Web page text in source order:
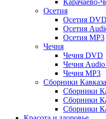
Карачаево-
Осетия
Осетия DVD
Осетия
Осетия MP3
Чечня
Чечня DVD
Чечня
Чечня MP3
Сборники Кавказа
Сборники
Сборники
Сборники